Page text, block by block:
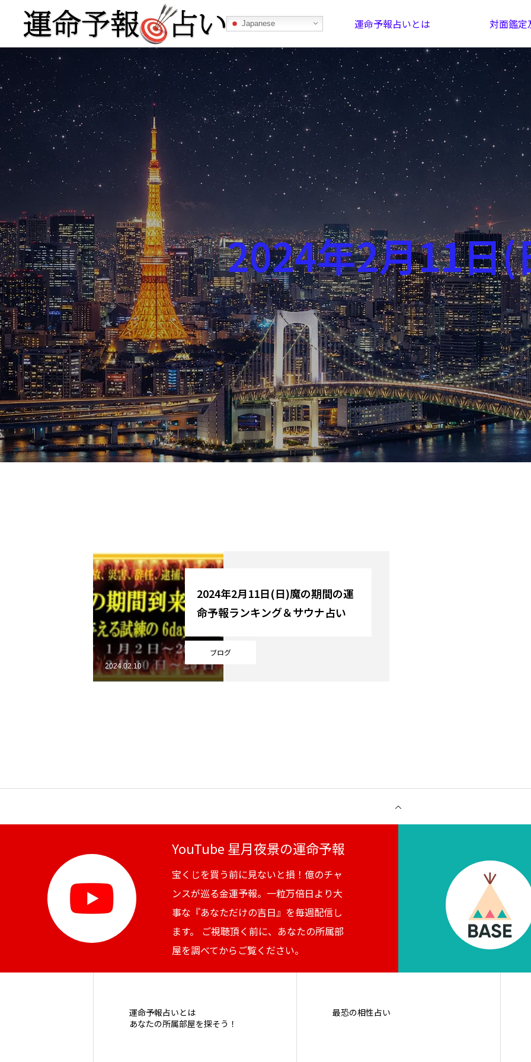
Japanese 運命予報占いとは 対面鑑定
運命予報占い
運命予報占いとは あなたの所属部屋を探そう！ 最恐の相性占い
記事カテゴリー
ブログ お知らせ 芸能界
スポーツ 競馬 社会
テニス四大大会・五輪
テニス四大大会・五輪
YouTube
Online Store
2024年2月11日(
ブログ
2024年2月11日(日)魔の期間の運
命予報ランキング＆サウナ占い
2024.02.10
YouTube 星月夜景の運命予報
宝くじを買う前に見ないと損！億のチャ
ンスが巡る金運予報。一粒万倍日より大
事な『あなただけの吉日』を毎週配信し
ます。 ご視聴頂く前に、あなたの所属部
屋を調べてからご覧ください。
運命予報占いとは
あなたの所属部屋を探そう！
最恐の相性占い